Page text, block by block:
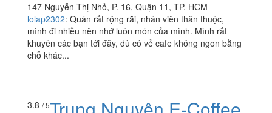
147 Nguyễn Thị Nhỏ, P. 16, Quận 11, TP. HCM
lolap2302: Quán rất rộng rãi, nhân viên thân thuộc,
mình đi nhiều nên nhớ luôn món của mình. Mình rất
khuyên các bạn tới đây, dù có vẻ cafe không ngon bằng
chỗ khác...